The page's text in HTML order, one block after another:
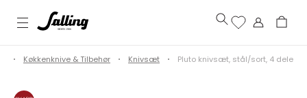
Køkkenknive & Tilbehør Knivsæt Pluto knivsæt, stål/sort, 4 dele